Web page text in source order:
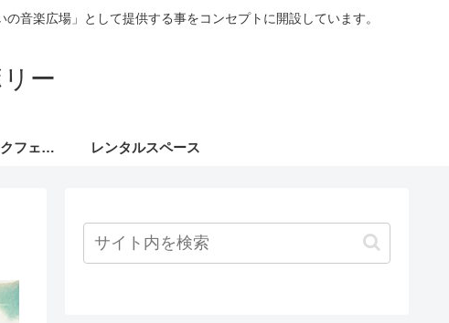
音楽広場」として提供する事をコンセプトに開設しています。
ー
８月ミュージックフェスタ レンタルスペース